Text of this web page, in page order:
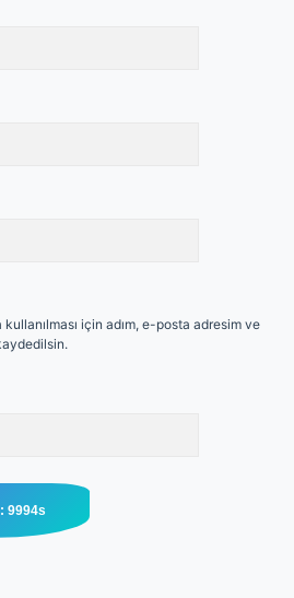
için adım, e-posta adresim ve